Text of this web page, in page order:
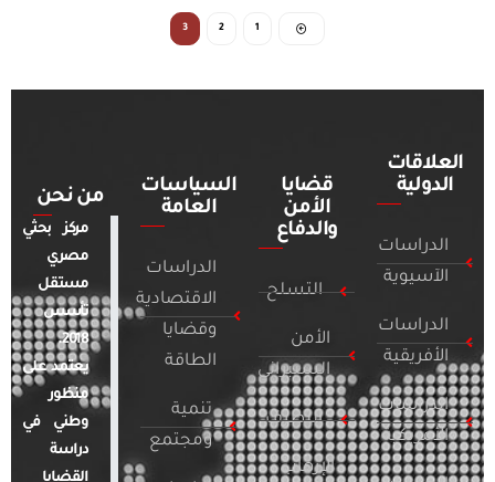
العلاقات
الدولية
الدراسات
الآسيوية
الدراسات
الأفريقية
الدراسات
الأمريكية
قضايا
الأمن
والدفاع
التسلح
الأمن
السيبراني
التطرف
الإرهاب
السياسات
العامة
الدراسات
الاقتصادية
وقضايا
الطاقة
تنمية
ومجتمع
من نحن
مركز بحثي
مصري
مستقل
تأسس
2018.
يعتمد على
منظور
وطني في
دراسة
القضايا